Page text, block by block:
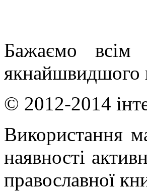
Бажаємо всім
якнайшвидшого
© 2012-2014
Використання
наявності
православної